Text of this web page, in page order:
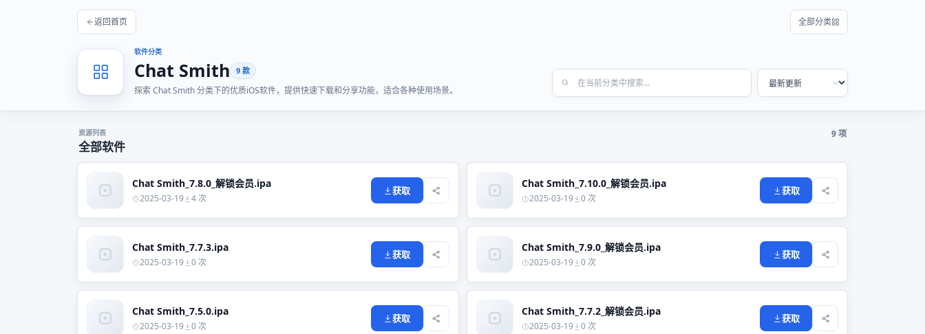
返回首页 全部分类
软件分类
Chat Smith 9 款
探索 Chat Smith 分类下的优质iOS软件，提供快速下载和分享功能，适合各种使用场景。
资源列表
全部软件
9 项
Chat Smith_7.8.0_解锁会员.ipa
2025-03-19 4 次
获取
Chat Smith_7.10.0_解锁会员.ipa
2025-03-19 0 次
获取
Chat Smith_7.7.3.ipa
2025-03-19 0 次
获取
Chat Smith_7.9.0_解锁会员.ipa
2025-03-19 0 次
获取
Chat Smith_7.5.0.ipa
2025-03-19 0 次
获取
Chat Smith_7.7.2_解锁会员.ipa
2025-03-19 0 次
获取